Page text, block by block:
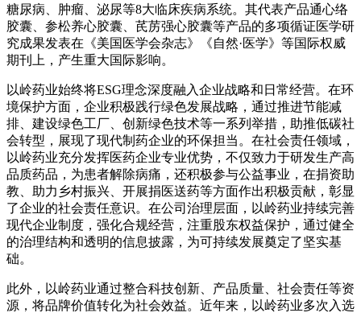
糖尿病、肿瘤、泌尿等8大临床疾病系统。其代表产品通心络
胶囊、参松养心胶囊、芪苈强心胶囊等产品的多项循证医学研
究成果发表在《美国医学会杂志》《自然·医学》等国际权威
期刊上，产生重大国际影响。
以岭药业始终将ESG理念深度融入企业战略和日常经营。在环
境保护方面，企业积极践行绿色发展战略，通过推进节能减
排、建设绿色工厂、创新绿色技术等一系列举措，助推低碳社
会转型，展现了现代制药企业的环保担当。在社会责任领域，
以岭药业充分发挥医药企业专业优势，不仅致力于研发生产高
品质药品，为患者解除病痛，还积极参与公益事业，在捐资助
教、助力乡村振兴、开展捐医送药等方面作出积极贡献，彰显
了企业的社会责任意识。在公司治理层面，以岭药业持续完善
现代企业制度，强化合规经营，注重股东权益保护，通过健全
的治理结构和透明的信息披露，为可持续发展奠定了坚实基
础。
此外，以岭药业通过整合科技创新、产品质量、社会责任等资
源，将品牌价值转化为社会效益。近年来，以岭药业多次入选